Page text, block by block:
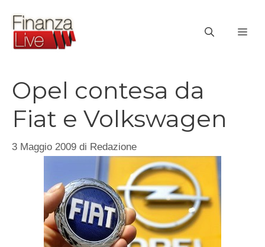
contenuto
Opel contesa da
Fiat e Volkswagen
3 Maggio 2009 di Redazione